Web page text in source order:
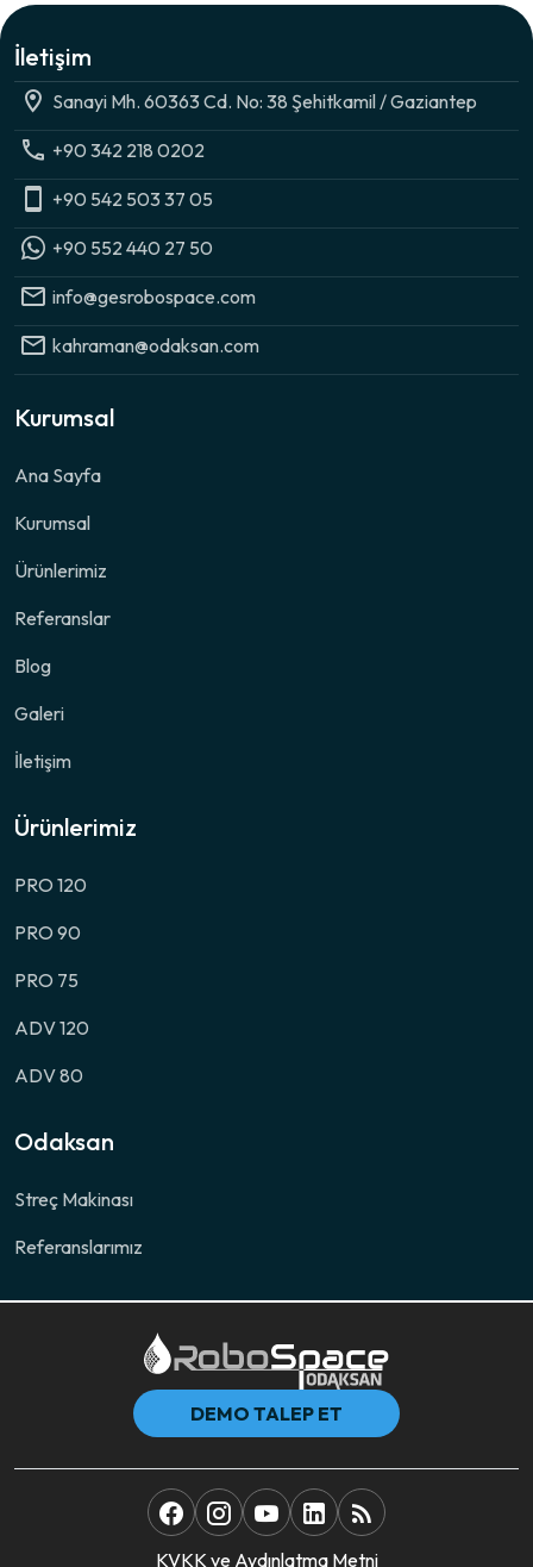
İletişim
Sanayi Mh. 60363 Cd. No: 38 Şehitkamil / Gaziantep
+90 342 218 0202
+90 542 503 37 05
+90 552 440 27 50
info@gesrobospace.com
kahraman@odaksan.com
Kurumsal
Ana Sayfa
Kurumsal
Ürünlerimiz
Referanslar
Blog
Galeri
İletişim
Ürünlerimiz
PRO 120
PRO 90
PRO 75
ADV 120
ADV 80
Odaksan
Streç Makinası
Referanslarımız
DEMO TALEP ET
KVKK ve Aydınlatma Metni